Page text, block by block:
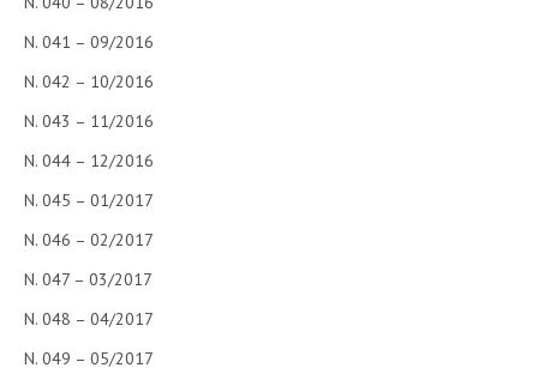
N. 041 – 09/2016
N. 042 – 10/2016
N. 043 – 11/2016
N. 044 – 12/2016
N. 045 – 01/2017
N. 046 – 02/2017
N. 047 – 03/2017
N. 048 – 04/2017
N. 049 – 05/2017